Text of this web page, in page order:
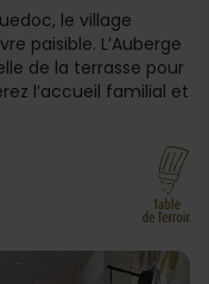
le village
paisible. L’Auberge
de la terrasse pour
l’accueil familial et